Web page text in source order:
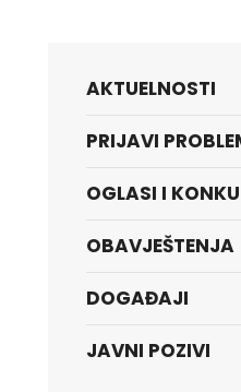
AKTUELNOSTI
PRIJAVI
OGLASI I
OBAVJEŠTENJA
DOGAĐAJI
JAVNI POZIVI